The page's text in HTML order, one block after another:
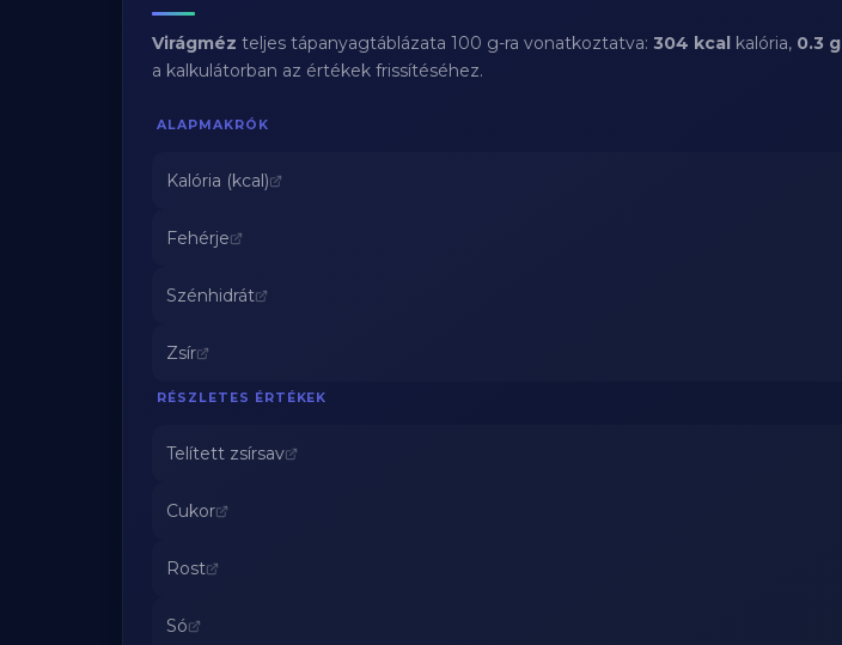
Virágméz teljes tápanyagtáblázata 100 g-ra vonatkoztatva: 304 kcal kalória, 0.3 g
a kalkulátorban az értékek frissítéséhez.
ALAPMAKRÓK
Kalória (kcal)
Fehérje
Szénhidrát
Zsír
RÉSZLETES ÉRTÉKEK
Telített zsírsav
Cukor
Rost
Só